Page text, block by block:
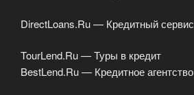
DirectLoans.Ru — Кредитный сервис
TourLend.Ru — Туры в кредит
BestLend.Ru — Кредитное агентство